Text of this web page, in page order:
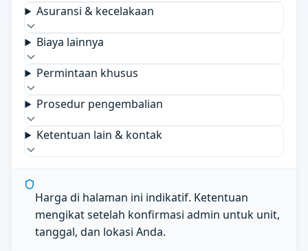
Asuransi & kecelakaan
Biaya lainnya
Permintaan khusus
Prosedur pengembalian
Ketentuan lain & kontak
Harga di halaman ini indikatif. Ketentuan
mengikat setelah konfirmasi admin untuk unit,
tanggal, dan lokasi Anda.